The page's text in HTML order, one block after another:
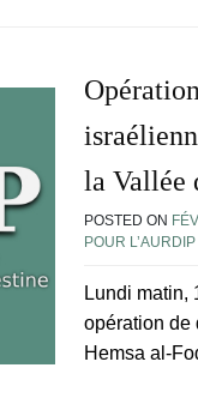
la Vallée
POSTED ON
POUR L’AURDIP
Lundi matin,
opération de
Hemsa al-